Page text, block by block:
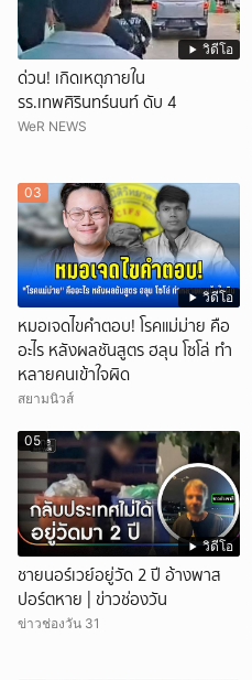
วิดีโอ
ด่วน! เกิดเหตุภายใน
รร.เทพศิรินทร์นนท์ ดับ 4
WeR NEWS
วิดีโอ
03
หมอเจดไขคำตอบ! โรคแม่ม่าย คือ
อะไร หลังผลชันสูตร ฮลุน โซโล่ ทำ
หลายคนเข้าใจผิด
สยามนิวส์
วิดีโอ
05
ชายนอร์เวย์อยู่วัด 2 ปี อ้างพาส
ปอร์ตหาย | ข่าวช่องวัน
ข่าวช่องวัน 31